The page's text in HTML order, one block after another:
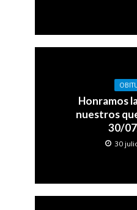
Honramos
nuestros
30/
30